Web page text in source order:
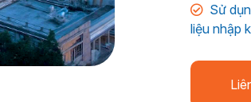
Sử
liệu nhập